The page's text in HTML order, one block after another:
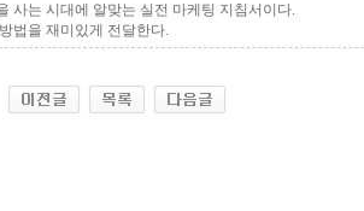
사는 시대에 알맞는 실전 마케팅 지침서이다.
법을 재미있게 전달한다.